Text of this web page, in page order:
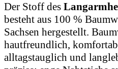
Der Stoff des
besteht aus 100 %
Sachsen hergestellt.
hautfreundlich,
alltagstauglich und